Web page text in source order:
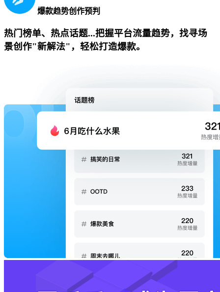
爆款趋势创作预判
热门榜单、热点话题...把握平台流量趋势，找寻场
景创作"新解法"，轻松打造爆款。